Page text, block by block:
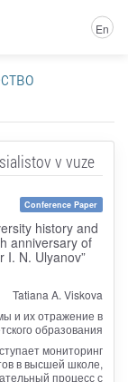
En
v vuze
Conference Paper
history and
anniversary of
I. N. Ulyanov”
Tatiana A. Viskova
и их отражение в
образования
мониторинг
в высшей школе,
процесс с